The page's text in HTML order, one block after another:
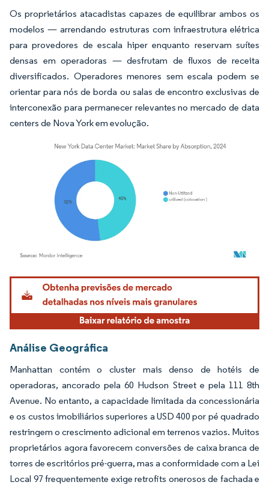
Os proprietários atacadistas capazes de equilibrar ambos os
modelos — arrendando estruturas com infraestrutura elétrica
para provedores de escala hiper enquanto reservam suítes
densas em operadoras — desfrutam de fluxos de receita
diversificados. Operadores menores sem escala podem se
orientar para nós de borda ou salas de encontro exclusivas de
interconexão para permanecer relevantes no mercado de data
centers de Nova York em evolução.
Imagem © Mordor Intelligence. O reuso requer atribuição conforme CC BY 4.0.
Análise Geográfica
Manhattan contém o cluster mais denso de hotéis de
operadoras, ancorado pela 60 Hudson Street e pela 111 8th
Avenue. No entanto, a capacidade limitada da concessionária
e os custos imobiliários superiores a USD 400 por pé quadrado
restringem o crescimento adicional em terrenos vazios. Muitos
proprietários agora favorecem conversões de caixa branca de
torres de escritórios pré-guerra, mas a conformidade com a Lei
Local 97 frequentemente exige retrofits onerosos de fachada e